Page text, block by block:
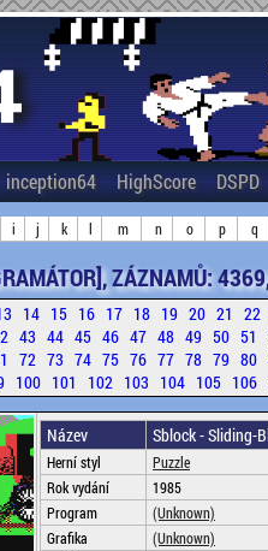
inception64 HighScore DSPD
i j k l m n o p q
ZÁZNAMŮ:
14 15 16 17 18 19 20 21 22
43 44 45 46 47 48 49 50 51
72 73 74 75 76 77 78 79 80
100 101 102 103 104 105 106
Název Sblock - Sliding-
Herní styl
Puzzle
Rok vydání
1985
Program
(Unknown)
Grafika
(Unknown)